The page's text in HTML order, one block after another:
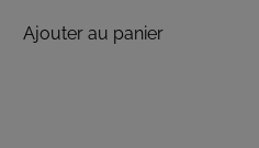
Ajouter au panier